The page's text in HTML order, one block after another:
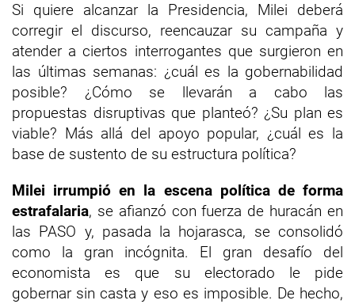
Si quiere alcanzar la Presidencia, Milei deberá
corregir el discurso, reencauzar su campaña y
atender a ciertos interrogantes que surgieron en
las últimas semanas: ¿cuál es la gobernabilidad
posible? ¿Cómo se llevarán a cabo las
propuestas disruptivas que planteó? ¿Su plan es
viable? Más allá del apoyo popular, ¿cuál es la
base de sustento de su estructura política?
Milei irrumpió en la escena política de forma
estrafalaria, se afianzó con fuerza de huracán en
las PASO y, pasada la hojarasca, se consolidó
como la gran incógnita. El gran desafío del
economista es que su electorado le pide
gobernar sin casta y eso es imposible. De hecho,